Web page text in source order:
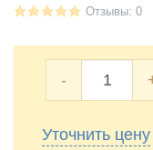
Отзывы: 0
-
Уточнить цену